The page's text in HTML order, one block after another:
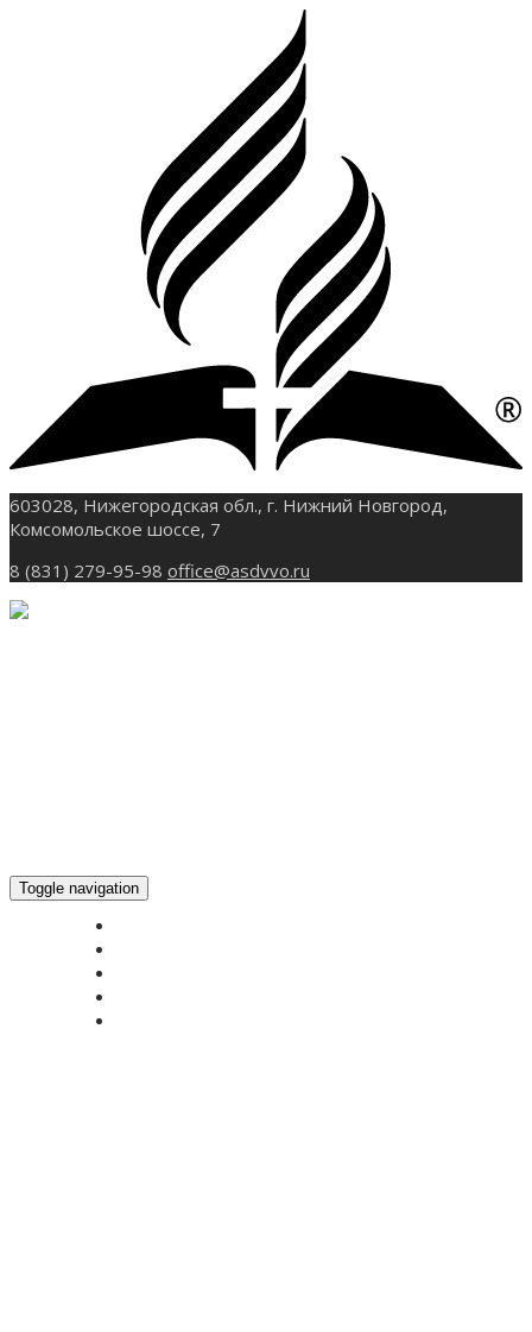
603028, Нижегородская обл., г. Нижний Новгород,
Комсомольское шоссе, 7
8 (831) 279-95-98 office@asdvvo.ru
Toggle navigation